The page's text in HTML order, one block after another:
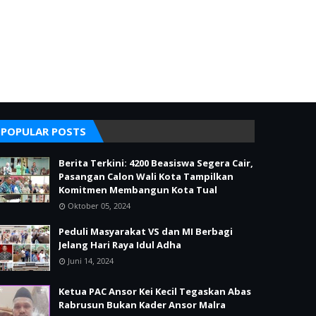
POPULAR POSTS
Berita Terkini: 4200 Beasiswa Segera Cair,
Pasangan Calon Wali Kota Tampilkan
Komitmen Membangun Kota Tual
Oktober 05, 2024
Peduli Masyarakat VS dan MI Berbagi
Jelang Hari Raya Idul Adha
Juni 14, 2024
Ketua PAC Ansor Kei Kecil Tegaskan Abas
Rabrusun Bukan Kader Ansor Malra